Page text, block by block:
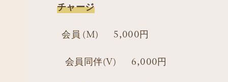
チャージ
会員 (M) 5,000円
会員同伴(V) 6,000円